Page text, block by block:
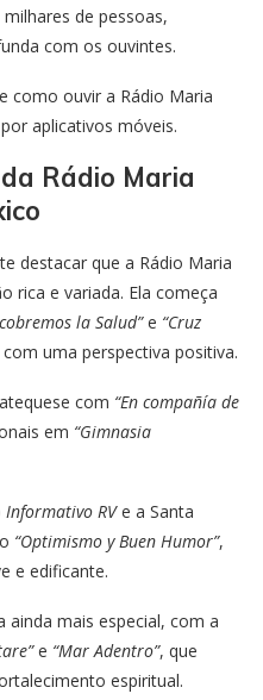
de pessoas,
com os ouvintes.
como ouvir a Rádio Maria
aplicativos móveis.
Rádio Maria
destacar que a Rádio Maria
rica e variada. Ela começa
la Salud”e “Cruz
uma perspectiva positiva.
com “En compañía de
em “Gimnasia
Informativo RVe a Santa
“Optimismo y Buen Humor”,
e edificante.
mais especial, com a
e “Mar Adentro”, que
espiritual.